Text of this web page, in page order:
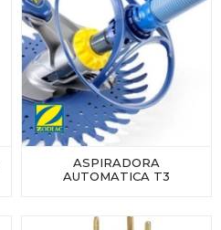
ASPIRADORA
AUTOMATICA T3